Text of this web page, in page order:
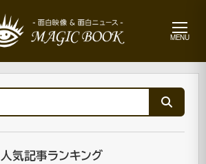
MENU
メ
ュ
ー
人気記事ランキング